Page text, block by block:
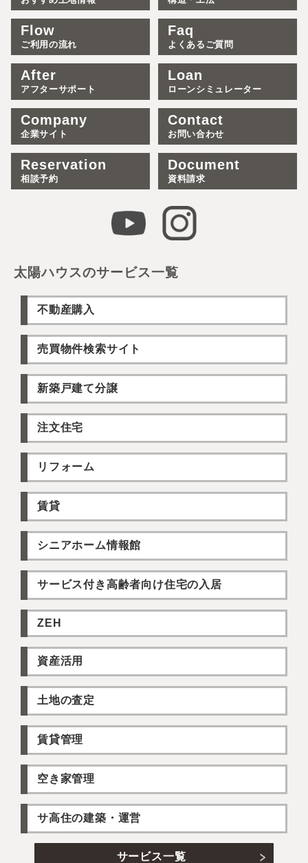
Flow
ご利用の流れ
Faq
よくあるご質問
After
アフターサポート
Loan
ローンシミュレーター
Company
企業サイト
Contact
お問い合わせ
Reservation
相談予約
Document
資料請求
太陽ハウスのサービス一覧
不動産購入
売買物件検索サイト
新築戸建て分譲
注文住宅
リフォーム
賃貸
シニアホーム情報館
サービス付き高齢者向け住宅の入居
ZEH
資産活用
土地の査定
賃貸管理
空き家管理
サ高住の建築・運営
サービス一覧